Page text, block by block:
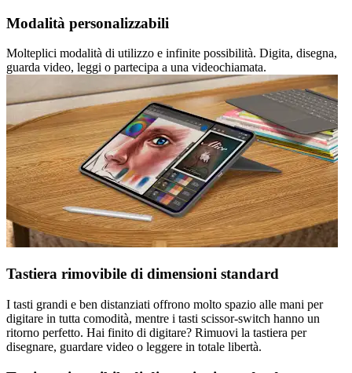
Modalità personalizzabili
Molteplici modalità di utilizzo e infinite possibilità. Digita, disegna,
guarda video, leggi o partecipa a una videochiamata.
Tastiera rimovibile di dimensioni standard
I tasti grandi e ben distanziati offrono molto spazio alle mani per
digitare in tutta comodità, mentre i tasti scissor-switch hanno un
ritorno perfetto. Hai finito di digitare? Rimuovi la tastiera per
disegnare, guardare video o leggere in totale libertà.